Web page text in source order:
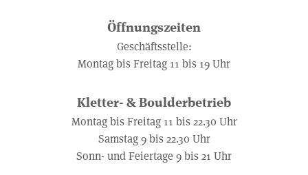
Öffnungszeiten
Geschäftsstelle:
Montag bis Freitag 11 bis 19 Uhr
Kletter- & Boulderbetrieb
Montag bis Freitag 11 bis 22.30 Uhr
Samstag 9 bis 22.30 Uhr
Sonn- und Feiertage 9 bis 21 Uhr